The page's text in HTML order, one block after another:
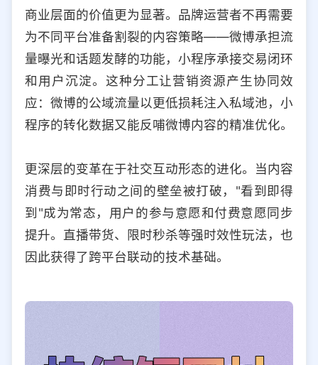
商业层面的价值更为显著。品牌运营者不再需要
为不同平台准备割裂的内容策略——微博承担流
量曝光和话题发酵的功能，小程序承接交易闭环
和用户沉淀。这种分工让营销资源产生协同效
应：微博的公域流量以更低损耗注入私域池，小
程序的转化数据又能反哺微博内容的精准优化。
更深层的变革在于社交互动形态的进化。当内容
消费与即时行动之间的壁垒被打破，"看到即得
到"成为常态，用户的参与意愿和付费意愿同步
提升。直播带货、限时秒杀等强时效性玩法，也
因此获得了跨平台联动的技术基础。